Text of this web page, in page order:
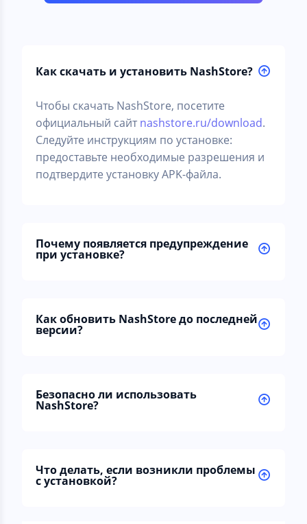
Как скачать и установить NashStore?
Чтобы скачать NashStore, посетите
официальный сайтnashstore.ru/download.
Следуйте инструкциям по установке:
предоставьте необходимые разрешения и
подтвердите установку APK-файла.
Почему появляется предупреждение
при установке?
Как обновить NashStore до последней
версии?
Безопасно ли использовать
NashStore?
Что делать, если возникли проблемы
с установкой?